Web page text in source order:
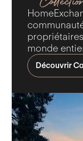
monde
Découvrir